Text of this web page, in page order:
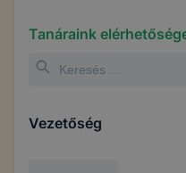
Tanáraink
Vezetőség